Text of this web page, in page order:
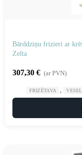
Bārddziņu frizieri ar
Zelta
307,30 € (ar PVN)
FRIZĒTAVA